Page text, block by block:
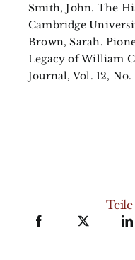
Smith, John. The
Cambridge
Brown, Sarah.
Legacy of William
Journal, Vol. 12, No.